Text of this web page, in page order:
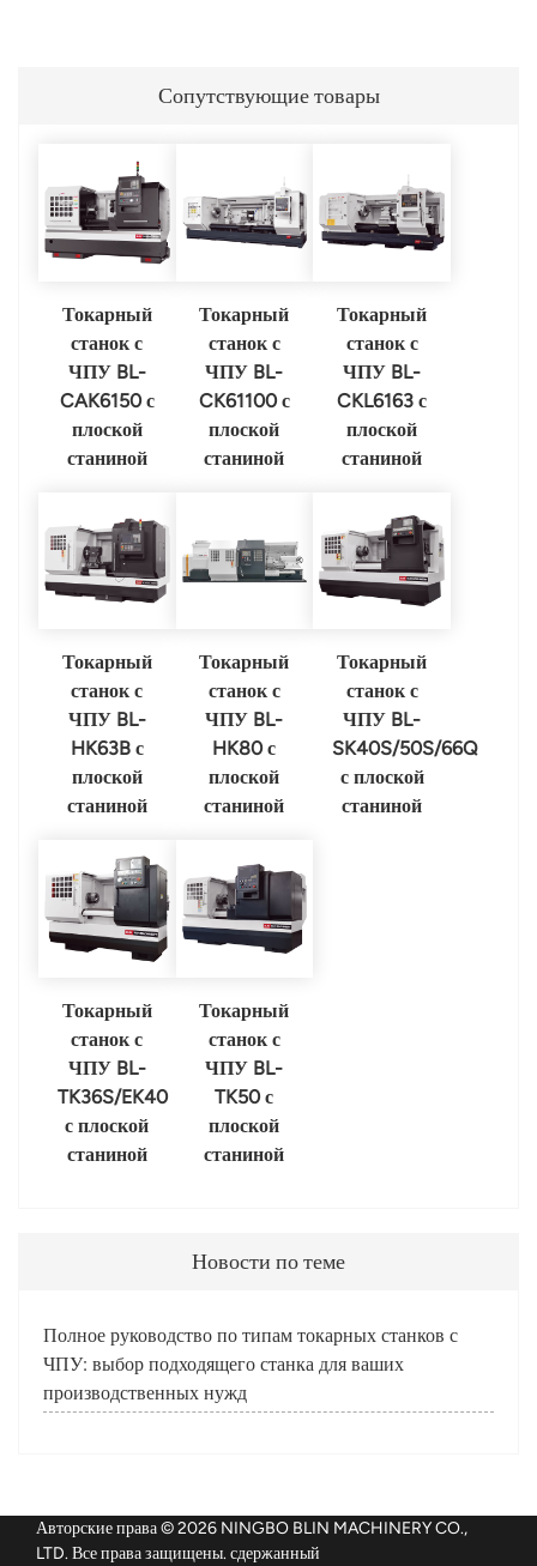
Сопутствующие товары
Токарный
станок с
ЧПУ BL-
CAK6150 с
плоской
станиной
Токарный
станок с
ЧПУ BL-
CK61100 с
плоской
станиной
Токарный
станок с
ЧПУ BL-
CKL6163 с
плоской
станиной
Токарный
станок с
ЧПУ BL-
HK63B с
плоской
станиной
Токарный
станок с
ЧПУ BL-
HK80 с
плоской
станиной
Токарный
станок с
ЧПУ BL-
SK40S/50S/66Q
с плоской
станиной
Токарный
станок с
ЧПУ BL-
TK36S/EK40
с плоской
станиной
Токарный
станок с
ЧПУ BL-
TK50 с
плоской
станиной
Новости по теме
Полное руководство по типам токарных станков с
ЧПУ: выбор подходящего станка для ваших
производственных нужд
Авторские права © 2026 NINGBO BLIN MACHINERY CO.,
LTD. Все права защищены. сдержанный